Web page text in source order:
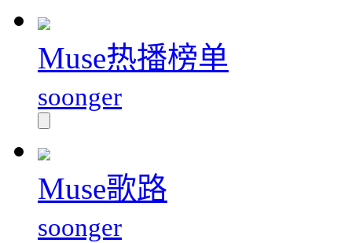
Muse热播榜单
soonger
Muse歌路
soonger